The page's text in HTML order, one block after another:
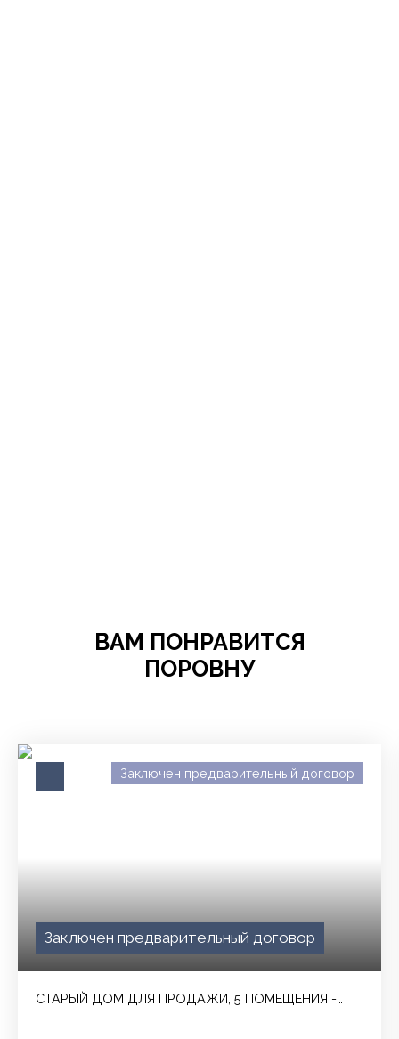
ВАМ ПОНРАВИТСЯ
ПОРОВНУ
Заключен предварительный договор
Заключен предварительный договор
СТАРЫЙ ДОМ ДЛЯ ПРОДАЖИ, 5 ПОМЕЩЕНИЯ -